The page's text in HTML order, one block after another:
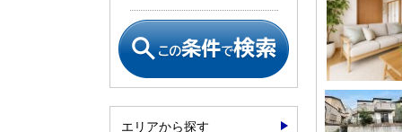
エリアから探す
神奈川全域エリアの新築一戸建
神奈川全域エリアの中古一戸建
神奈川全域エリアのマンション
神奈川全域エリアの土地
沖縄全域エ
沖縄全域エ
沖縄全域エ
沖縄全域エ